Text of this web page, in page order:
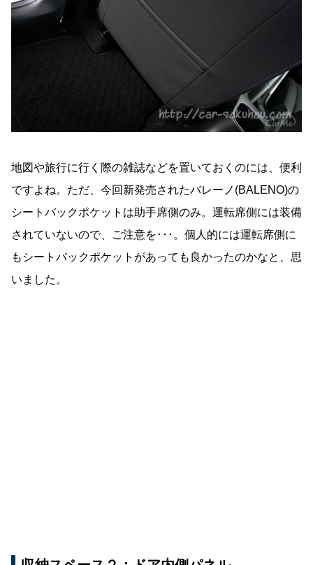
地図や旅行に行く際の雑誌などを置いておくのには、便利
ですよね。ただ、今回新発売されたバレーノ(BALENO)の
シートバックポケットは助手席側のみ。運転席側には装備
されていないので、ご注意を･･･。個人的には運転席側に
もシートバックポケットがあっても良かったのかなと、思
いました。